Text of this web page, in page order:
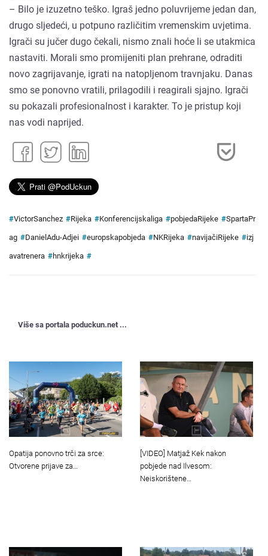
– Bilo je izuzetno teško. Igraš jedno poluvrijeme jedan dan,
drugo sljedeći, u potpuno različitim vremenskim uvjetima.
Igrači su jučer dugo čekali, nismo znali hoće li se utakmica
nastaviti. Morali smo promijeniti plan prehrane, odraditi
novo zagrijavanje, igrati na natopljenom travnjaku. Danas
smo se ponovno vratili, prilagodili i reagirali sjajno. Igrači
su pokazali profesionalnost i karakter. To je pristup koji
nas vodi naprijed.
#VictorSanchez #Rijeka #Konferencijskaliga #pobjedaRijeke #SpartaPr
ag #DanielAdu-Adjei #europskapobjeda #NKRijeka #navijačiRijeke #izj
avatrenera #hnkrijeka #
Više sa portala poduckun.net ...
Opatija ponovno trči za srce:
Otvorene prijave za…
[VIDEO] Matjaž Kek nakon
pobjede nad Ilvesom:
Neiskorištene…